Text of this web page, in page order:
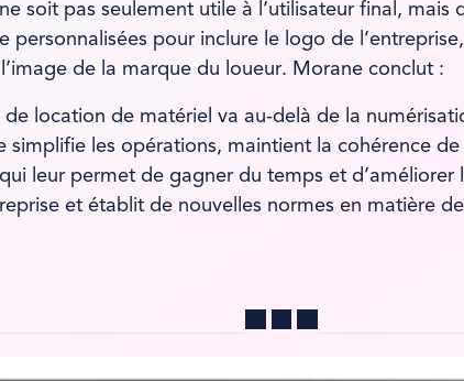
soit pas seulement utile à l’utilisateur final, mais
pour inclure le logo de
de la marque du loueur. Morane conclut :
location de matériel va au-delà de la
simplifie les opérations, maintient la cohérence
leur permet de gagner du temps et
et établit de nouvelles normes en matière